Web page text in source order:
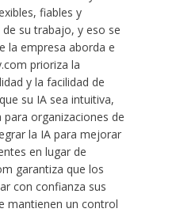
fiables y
su trabajo, y eso se
la empresa aborda e
prioriza la
y la facilidad de
su IA sea intuitiva,
organizaciones de
la IA para mejorar
en lugar de
garantiza que los
con confianza sus
mantienen un control